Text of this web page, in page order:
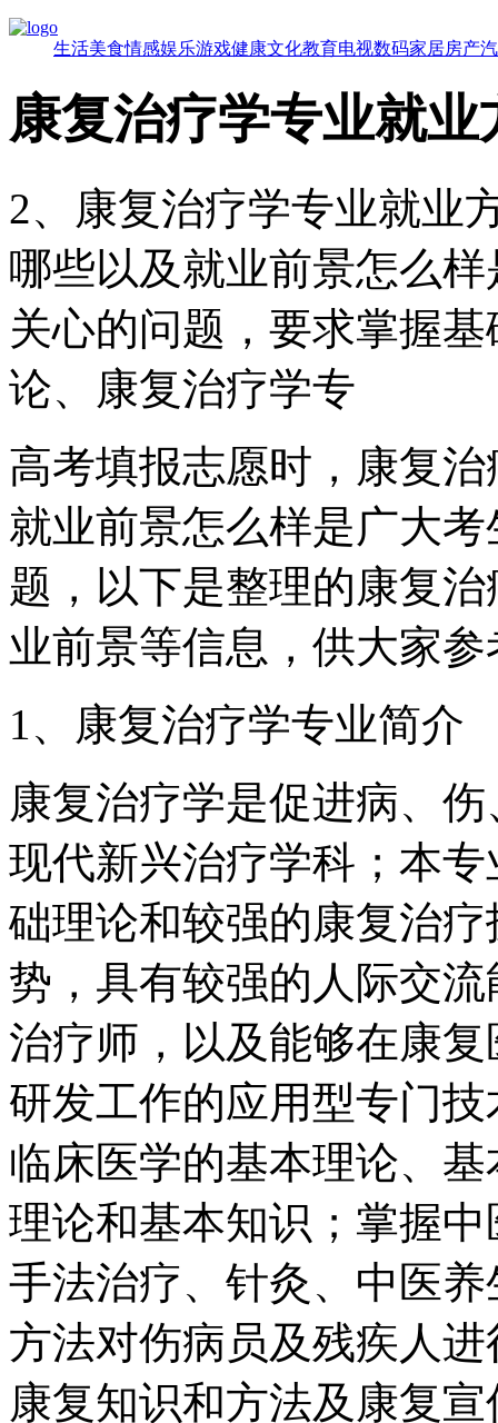
生活美食情感娱乐游戏健康文化教育电视数码家居房产
康复治疗学专业就
2、康复治疗学专业就业
哪些以及就业前景怎么
关心的问题，要求掌握
论、康复治疗学专
高考填报志愿时，康复
就业前景怎么样是广大
题，以下是整理的康复
业前景等信息，供大家参
1、康复治疗学专业简介
康复治疗学是促进病、
现代新兴治疗学科；本
础理论和较强的康复治
势，具有较强的人际交
治疗师，以及能够在康
研发工作的应用型专门
临床医学的基本理论、
理论和基本知识；掌握
手法治疗、针灸、中医
方法对伤病员及残疾人
康复知识和方法及康复